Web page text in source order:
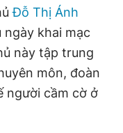
quảng cáo
Đỗ Thị Ánh
ngày khai mạc
này tập trung
môn, đoàn
người cầm cờ ở